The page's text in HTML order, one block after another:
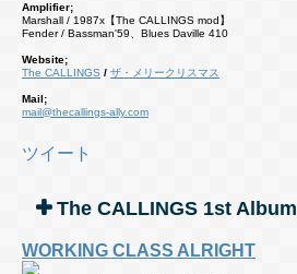
Amplifier;
Marshall / 1987x【The CALLINGS mod】
Fender / Bassman'59、Blues Daville 410
Website;
The CALLINGS / ザ・メリークリスマス
Mail;
mail@thecallings-ally.com
ツイート
The CALLINGS 1st Album
WORKING CLASS ALRIGHT